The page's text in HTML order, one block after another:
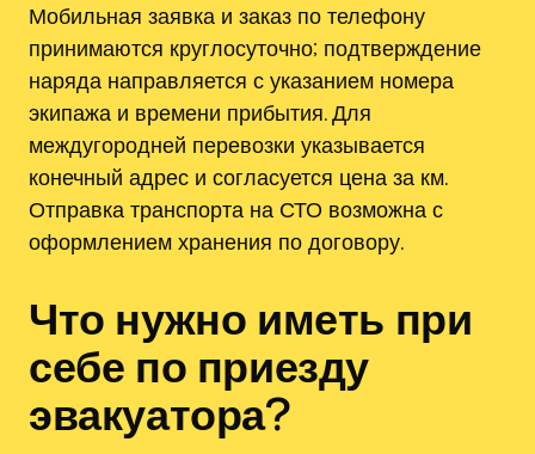
Мобильная заявка и заказ по телефону
принимаются круглосуточно; подтверждение
наряда направляется с указанием номера
экипажа и времени прибытия. Для
междугородней перевозки указывается
конечный адрес и согласуется цена за км.
Отправка транспорта на СТО возможна с
оформлением хранения по договору.
Что нужно иметь при
себе по приезду
эвакуатора?